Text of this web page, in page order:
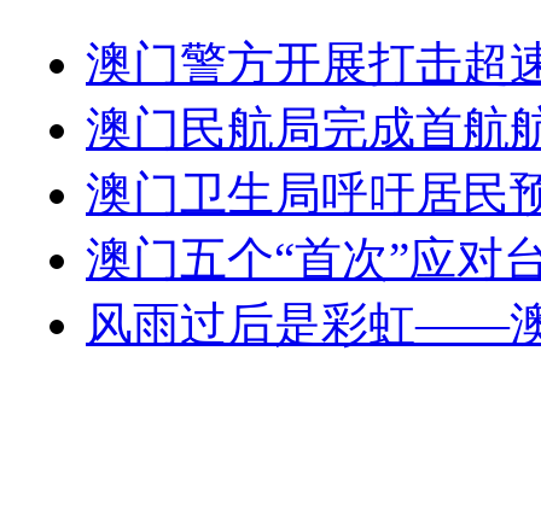
澳门警方开展打击超
澳门民航局完成首航
澳门卫生局呼吁居民
澳门五个“首次”应对
风雨过后是彩虹——